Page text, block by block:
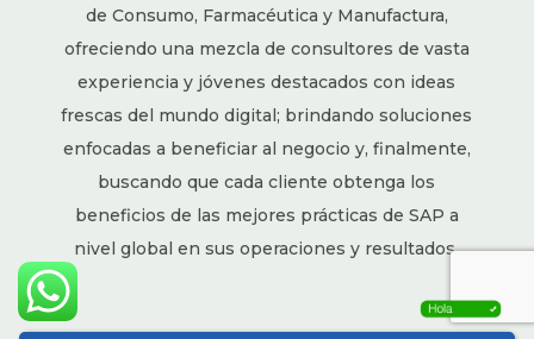
de Consumo, Farmacéutica y Manufactura,
ofreciendo una mezcla de consultores de vasta
experiencia y jóvenes destacados con ideas
frescas del mundo digital; brindando soluciones
enfocadas a beneficiar al negocio y, finalmente,
buscando que cada cliente obtenga los
beneficios de las mejores prácticas de SAP a
nivel global en sus operaciones y resultados.